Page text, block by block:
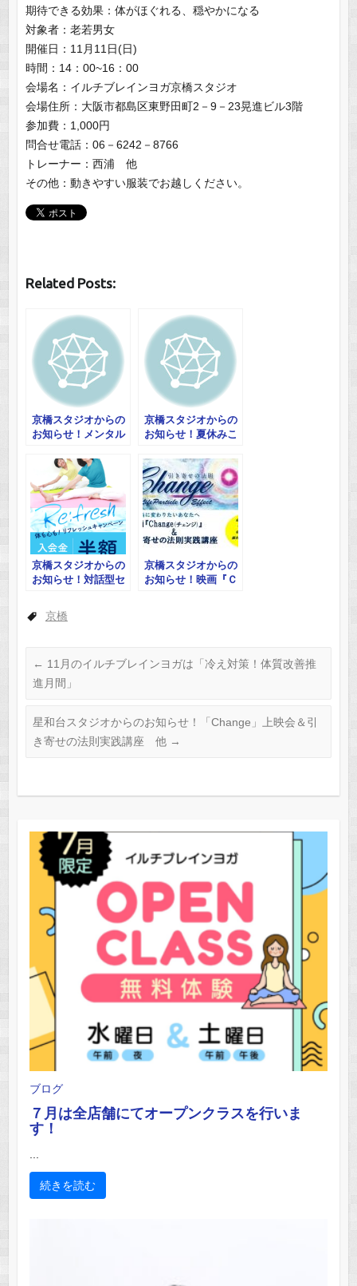
期待できる効果：体がほぐれる、穏やかになる
対象者：老若男女
開催日：11月11日(日)
時間：14：00~16：00
会場名：イルチブレインヨガ京橋スタジオ
会場住所：大阪市都島区東野田町2－9－23晃進ビル3階
参加費：1,000円
問合せ電話：06－6242－8766
トレーナー：西浦 他
その他：動きやすい服装でお越しください。
Related Posts:
京橋スタジオからの
お知らせ！メンタル
京橋スタジオからの
お知らせ！夏休みこ
京橋スタジオからの
お知らせ！対話型セ
しいライフスタイル
について考える～
京橋スタジオからの
お知らせ！映画『Ｃ
京橋
← 11月のイルチブレインヨガは「冷え対策！体質改善推
進月間」
星和台スタジオからのお知らせ！「Change」上映会＆引
き寄せの法則実践講座 他 →
ブログ
７月は全店舗にてオープンクラスを行いま
す！
続きを読む